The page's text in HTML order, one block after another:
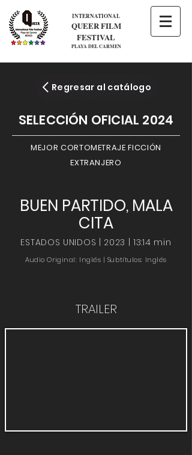
INTERNATIONAL
QUEER FILM
FESTIVAL
PLAYA DEL CARMEN
Regresar al catálogo
SELECCIÓN OFICIAL 2024
MEJOR CORTOMETRAJE FICCIÓN
EXTRANJERO
BUEN PARTIDO, MALA
CITA
ESTADOS UNIDOS | 2023 | 13:14 min
Audio Original: Inglés | Subtítulos: Inglés
TRAILER